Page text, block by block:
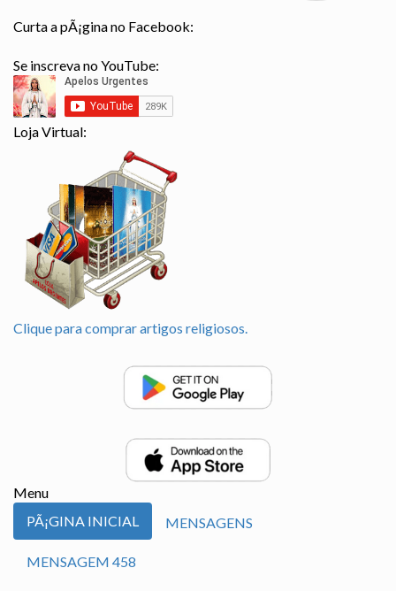
Curta a pÃ¡gina no Facebook:
Se inscreva no YouTube:
Loja Virtual:
Clique para comprar artigos religiosos.
Menu
PÃ¡GINA INICIAL
MENSAGENS
MENSAGEM 458